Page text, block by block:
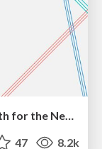
47 8.2k